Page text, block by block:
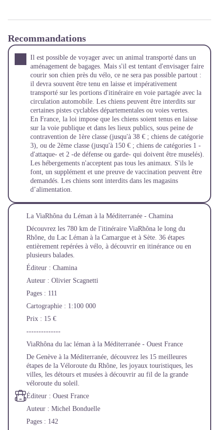
Recommandations
Il est possible de voyager avec un animal transporté dans un
aménagement de bagages. Mais s'il est tentant d'envisager faire
courir son chien près du vélo, ce ne sera pas possible partout :
il devra souvent être tenu en laisse et impérativement
transporté sur les portions d'itinéraire en voie partagée avec la
circulation automobile. Les chiens peuvent être interdits sur
certaines pistes cyclables départementales ou voies vertes.
En France, la loi impose que les chiens soient tenus en laisse
sur la voie publique et dans les lieux publics, sous peine de
contravention de 1ère classe (jusqu'à 38 € ; chiens de catégorie
3), ou de 2ème classe (jusqu'à 150 € ; chiens de catégories 1 -
d'attaque- et 2 -de défense ou garde- qui doivent être muselés).
Les hébergements n'acceptent pas tous les animaux. S'ils le
font, un supplément et une preuve de vaccination peuvent être
demandés. Les chiens sont interdits dans les magasins
d’alimentation.
La ViaRhôna du Léman à la Méditerranée - Chamina
Découvrez les 780 km de l'itinéraire ViaRhôna le long du
Rhône, du Lac Léman à la Camargue et à Sète. 36 étapes
entièrement repérées à vélo, à découvrir en itinérance ou en
plusieurs balades.
Éditeur : Chamina
Auteur : Olivier Scagnetti
Pages : 111
Cartographie : 1:100 000
Prix : 15 €
--------------
ViaRhôna du lac léman à la Méditerranée - Ouest France
De Genève à la Méditerranée, découvrez les 15 meilleures
étapes de la Véloroute du Rhône, les joyaux touristiques, les
villes, les détours et musées à découvrir au fil de la grande
véloroute du soleil.
Éditeur : Ouest France
Auteur : Michel Bonduelle
Pages : 142